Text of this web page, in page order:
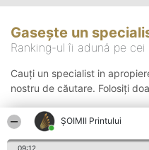
ŞOIMII Printului
09:12
Gasește un
Ranking-ul îi adună pe
Cauți un specialist in
nostru de căutare. Folosiți